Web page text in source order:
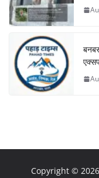
Copyright © 2026